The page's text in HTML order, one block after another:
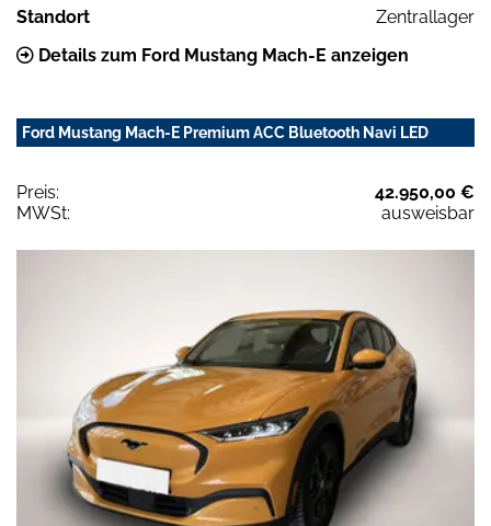
Standort
Zentrallager
Details zum Ford Mustang Mach-E anzeigen
Ford Mustang Mach-E Premium ACC Bluetooth Navi LED
Preis:
42.950,00 €
MWSt:
ausweisbar